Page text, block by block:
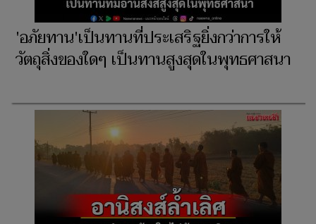
'อภัยทาน'เป็นทานที่ประเสริฐยิ่งกว่าการให้
วัตถุสิ่งของใดๆ เป็นทานสูงสุดในพุทธศาสนา